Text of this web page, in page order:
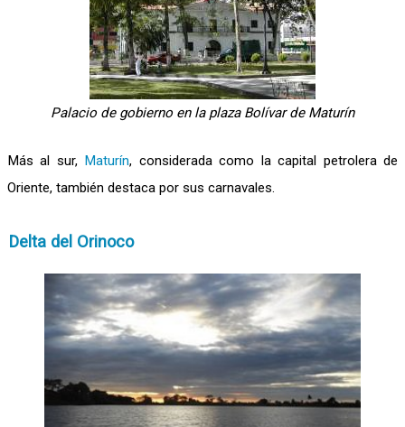
Palacio de gobierno en la plaza Bolívar de Maturín
Más al sur, Maturín, considerada como la capital petrolera de
Oriente, también destaca por sus carnavales.
Delta del Orinoco